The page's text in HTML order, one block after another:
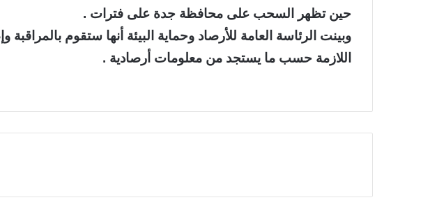
حين تظهر السحب على محافظة جدة على فترات .
وبينت الرئاسة العامة للأرصاد وحماية البيئة أنها ستقوم بالمراقبة
اللازمة حسب ما يستجد من معلومات أرصادية .